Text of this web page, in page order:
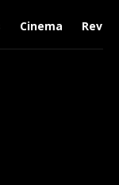
Cinema